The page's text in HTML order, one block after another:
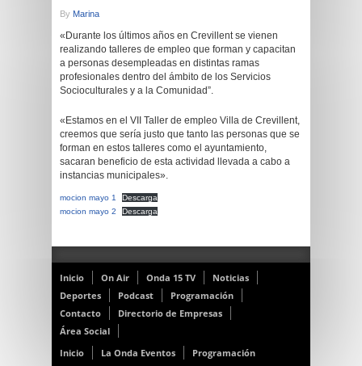
By Marina
«Durante los últimos años en Crevillent se vienen
realizando talleres de empleo que forman y capacitan
a personas desempleadas en distintas ramas
profesionales dentro del ámbito de los Servicios
Socioculturales y a la Comunidad”.
«Estamos en el VII Taller de empleo Villa de Crevillent,
creemos que sería justo que tanto las personas que se
forman en estos talleres como el ayuntamiento,
sacaran beneficio de esta actividad llevada a cabo a
instancias municipales».
mocion mayo 1
Descarga
mocion mayo 2
Descarga
Inicio On Air Onda 15 TV
Noticias
Deportes
Podcast
Programación
Contacto
Directorio de Empresas
Área Social
Inicio
La Onda Eventos Programación